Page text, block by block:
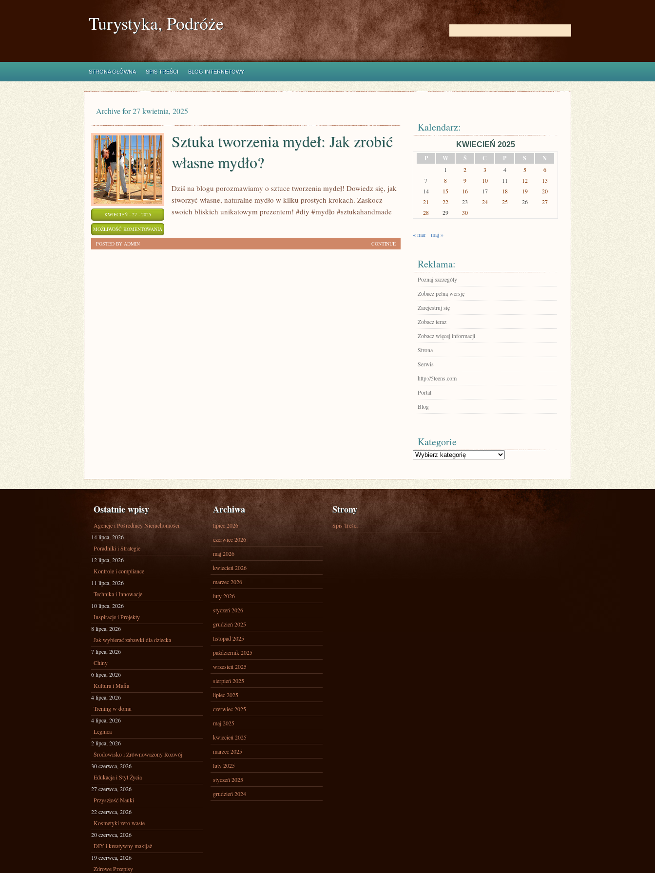
Turystyka, Podróże
STRONA GŁÓWNA SPIS TREŚCI BLOG INTERNETOWY
Archive for 27 kwietnia, 2025
KWIECIEŃ - 27 - 2025
MOŻLIWOŚĆ KOMENTOWANIA
ZOSTAŁA WYŁĄCZONA
Sztuka tworzenia mydeł: Jak zrobić
własne mydło?
Dziś na blogu porozmawiamy o sztuce tworzenia mydeł! Dowiedz się, jak
stworzyć własne, naturalne mydło w kilku prostych krokach. Zaskocz
swoich bliskich unikatowym prezentem! #diy #mydło #sztukahandmade
CONTINUE
POSTED BY ADMIN
Kalendarz:
KWIECIEŃ 2025
P
W Ś C P S N
1 2 3 4 5
6
7
8 9 10 11 12
13
14
15 16 17 18 19
20
21
22 23 24 25 26
27
28
29 30
« mar maj »
Reklama:
Poznaj szczegóły
Zobacz pełną wersję
Zarejestruj się
Zobacz teraz
Zobacz więcej informacji
Strona
Serwis
http://5teens.com
Portal
Blog
Kategorie
Kategorie
Ostatnie wpisy
Agencje i Pośrednicy Nieruchomości
14 lipca, 2026
Poradniki i Strategie
12 lipca, 2026
Kontrole i compliance
11 lipca, 2026
Technika i Innowacje
10 lipca, 2026
Inspiracje i Projekty
8 lipca, 2026
Jak wybierać zabawki dla dziecka
7 lipca, 2026
Chiny
6 lipca, 2026
Kultura i Mafia
4 lipca, 2026
Trening w domu
4 lipca, 2026
Legnica
2 lipca, 2026
Środowisko i Zrównoważony Rozwój
30 czerwca, 2026
Edukacja i Styl Życia
27 czerwca, 2026
Przyszłość Nauki
22 czerwca, 2026
Kosmetyki zero waste
20 czerwca, 2026
DIY i kreatywny makijaż
19 czerwca, 2026
Zdrowe Przepisy
Archiwa
lipiec 2026
czerwiec 2026
maj 2026
kwiecień 2026
marzec 2026
luty 2026
styczeń 2026
grudzień 2025
listopad 2025
październik 2025
wrzesień 2025
sierpień 2025
lipiec 2025
czerwiec 2025
maj 2025
kwiecień 2025
marzec 2025
luty 2025
styczeń 2025
grudzień 2024
Strony
Spis Treści